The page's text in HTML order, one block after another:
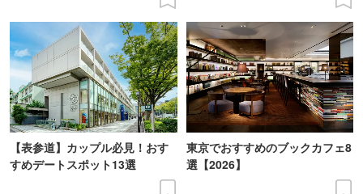
【表参道】カップル必見！おす
すめデートスポット13選
東京でおすすめのブックカフェ8
選【2026】